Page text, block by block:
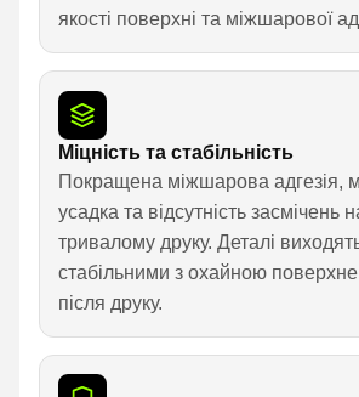
якості поверхні та міжшарової
Міцність та стабільність
Покращена міжшарова адгезія,
усадка та відсутність засмічень
тривалому друку. Деталі
стабільними з охайною
після друку.